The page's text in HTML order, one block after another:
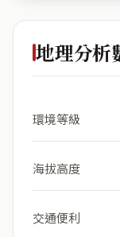
地理分析
環境等級
海拔高度
交通便利